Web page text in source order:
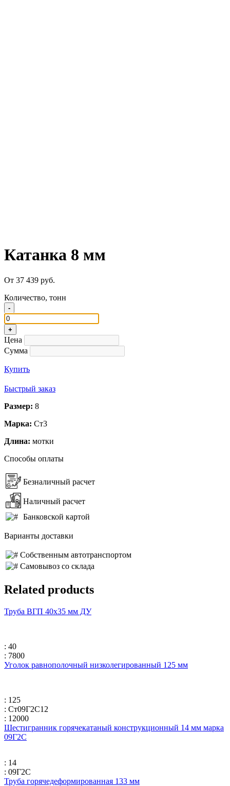
Катанка 8 мм
От 37 439 руб.
Количество, тонн
-
+
Цена
Сумма
Купить
Быстрый заказ
Размер: 8
Марка: Ст3
Длина: мотки
Способы оплаты
Безналичный расчет
Наличный расчет
Банковской картой
Варианты доставки
Собственным автотранспортом
Самовывоз со склада
Related products
Труба ВГП 40х35 мм ДУ
: 40
: 7800
Уголок равнополочный низколегированный 125 мм
: 125
: Ст09Г2С12
: 12000
Шестигранник горячекатаный конструкционный 14 мм марка
09Г2С
: 14
: 09Г2С
Труба горячедеформированная 133 мм